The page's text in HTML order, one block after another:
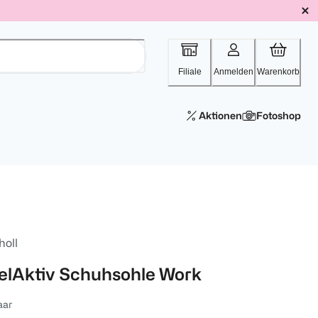
Filiale Anmelden Warenkorb
Aktionen Fotoshop
Schuhsohle Work